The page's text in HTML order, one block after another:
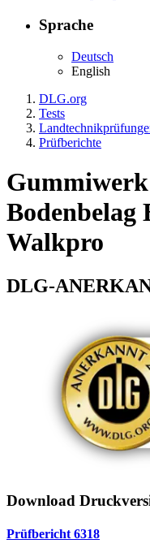
Sprache
Deutsch
English
DLG.org
Tests
Prüfberichte
Walkpro
DLG-
Download
Prüfbericht 6318